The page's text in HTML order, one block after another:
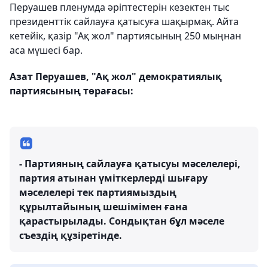
Перуашев пленумда әріптестерін кезектен тыс
президенттік сайлауға қатысуға шақырмақ. Айта
кетейік, қазір "Ақ жол" партиясының 250 мыңнан
аса мүшесі бар.
Азат Перуашев, "Ақ жол" демократиялық
партиясының төрағасы:
- Партияның сайлауға қатысуы мәселелері,
партия атынан үміткерлерді шығару
мәселелері тек партиямыздың
құрылтайының шешімімен ғана
қарастырылады. Сондықтан бұл мәселе
съездің құзіретінде.